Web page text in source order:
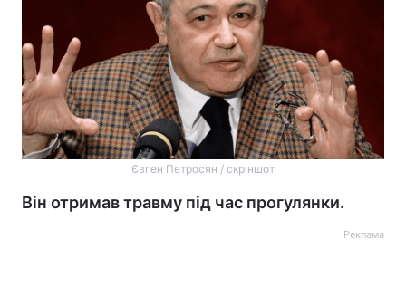
Євген Петросян / скріншот
Він отримав травму під час прогулянки.
Реклама